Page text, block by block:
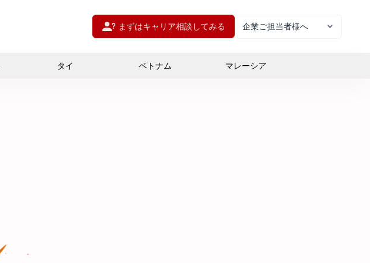
まずはキャリア相談してみる 企業ご担当者様へ
タイ ベトナム マレーシア